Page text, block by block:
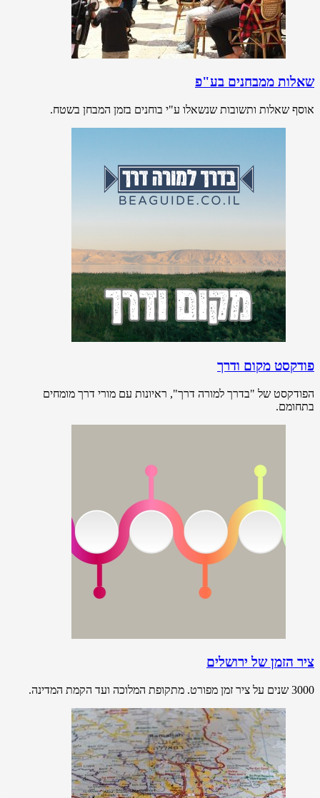
שאלות ממבחנים בע"פ
אוסף שאלות ותשובות שנשאלו ע"י בוחנים בזמן המבחן בשטח.
פודקסט מקום ודרך
הפודקסט של "בדרך למורה דרך", ראיונות עם מורי דרך מומחים
בתחומם.
ציר הזמן של ירושלים
3000 שנים על ציר זמן מפורט. מתקופת המלוכה ועד הקמת המדינה.